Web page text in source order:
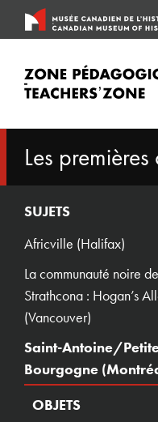
Passer
contenu
Les
SUJETS
Africville (Halifax)
La communauté noire de
Strathcona : Hogan’s
(Vancouver)
Saint-Antoine/
Bourgogne
OBJETS